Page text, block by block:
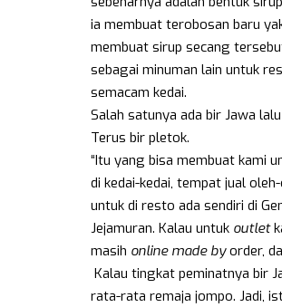
ia membuat terobosan baru
membuat sirup secang
sebagai minuman lain untuk
semacam kedai.
Salah satunya ada bir Jawa
Terus bir pletok.
“Itu yang bisa membuat kami
di kedai-kedai, tempat jual
untuk di resto ada sendiri di
Jejamuran. Kalau untuk outlet
masih online made byorder,
Kalau tingkat peminatnya bir
rata-rata remaja jompo. Jadi,